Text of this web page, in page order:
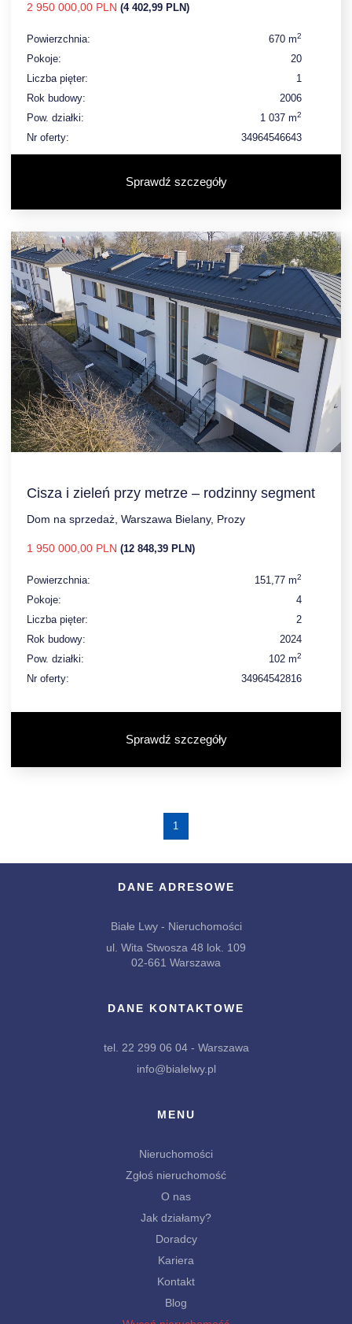
2 950 000,00 PLN (4 402,99 PLN)
Powierzchnia: 670 m2
Pokoje:
20
Liczba pięter:
1
Rok budowy:
2006
Pow. działki:
1 037 m2
Nr oferty: 34964546643
Sprawdź szczegóły
Cisza i zieleń przy metrze – rodzinny segment
Dom na sprzedaż, Warszawa Bielany, Prozy
1 950 000,00 PLN (12 848,39 PLN)
Powierzchnia: 151,77 m2
Pokoje:
4
Liczba pięter:
2
Rok budowy:
2024
Pow. działki:
102 m2
Nr oferty: 34964542816
Sprawdź szczegóły
1
DANE ADRESOWE
Białe Lwy - Nieruchomości
ul. Wita Stwosza 48 lok. 109
02-661 Warszawa
DANE KONTAKTOWE
tel. 22 299 06 04 - Warszawa
info@bialelwy.pl
MENU
Nieruchomości
Zgłoś nieruchomość
O nas
Jak działamy?
Doradcy
Kariera
Kontakt
Blog